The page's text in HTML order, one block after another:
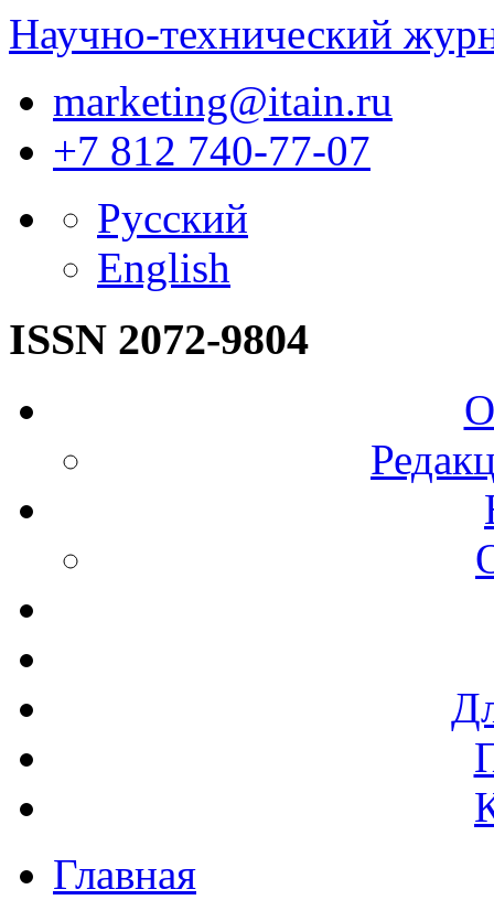
Научно-технический
marketing@itain.ru
+7 812 740-77-07
Русский
English
ISSN 2072-9804
Главная